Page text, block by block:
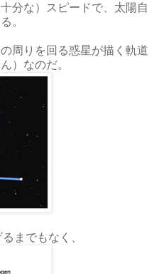
分な）スピードで、太陽自
。
周りを回る惑星が描く軌道
）なのだ。
までもなく、